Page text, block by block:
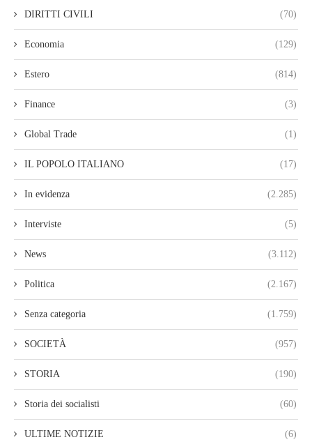
DIRITTI CIVILI (70)
Economia (129)
Estero (814)
Finance (3)
Global Trade (1)
IL POPOLO ITALIANO (17)
In evidenza (2.285)
Interviste (5)
News (3.112)
Politica (2.167)
Senza categoria (1.759)
SOCIETÀ (957)
STORIA (190)
Storia dei socialisti (60)
ULTIME NOTIZIE (6)